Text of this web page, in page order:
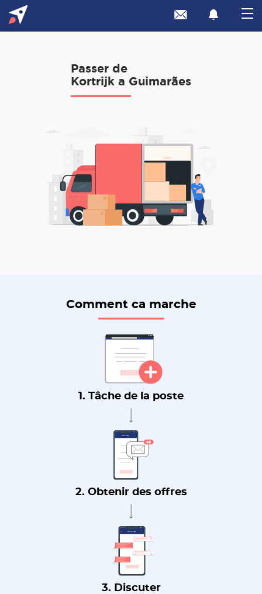
Passer de
Kortrijk a Guimarães
Comment ca marche
1. Tâche de la poste
2. Obtenir des offres
3. Discuter